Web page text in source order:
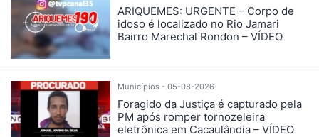
ARIQUEMES: URGENTE – Corpo de
idoso é localizado no Rio Jamari
Bairro Marechal Rondon – VÍDEO
Municípios - 05-08-2026
Foragido da Justiça é capturado pela
PM após romper tornozeleira
eletrônica em Cacaulândia – VÍDEO